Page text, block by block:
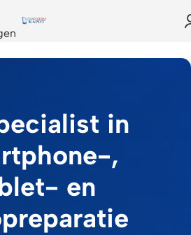
in
,
en